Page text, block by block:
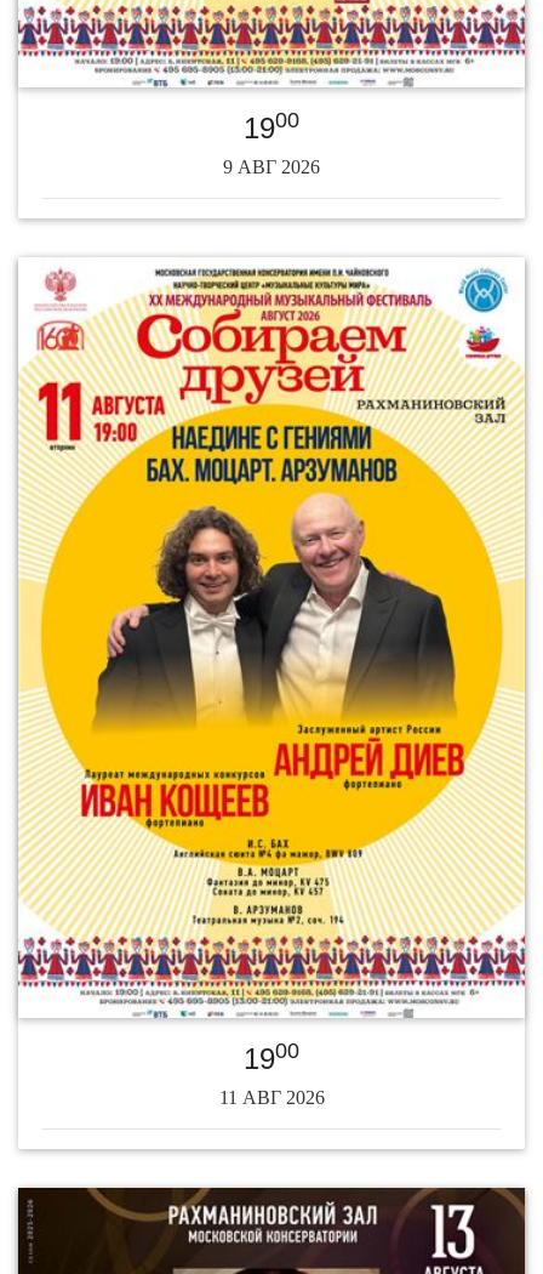
1900
9 АВГ 2026
1900
11 АВГ 2026